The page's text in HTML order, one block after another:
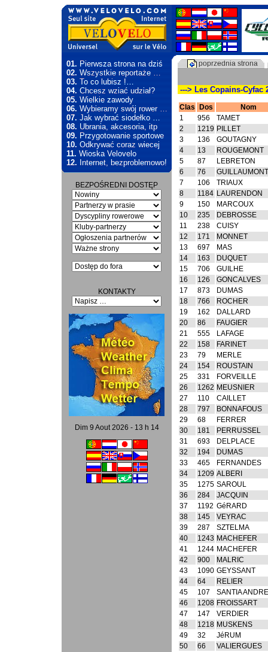
01.Pierwsza strona na dziś
02.Wszystkie reportaże …
03.To co lubisz !…
04.Chcesz wziać udział?
05.Wielkie zawody
06.Wybieramy swój rower …
07.Jak wybrać siodełko …
08.Ubrania, akcesoria, itp
09.Przygotowanie sportowe
10.Odkrywać coraz wiecej
11.Wioska Velovelo
12.Internet, bezproblemowo!
BEZPOŚREDNI DOSTĘP
KONTAKTY
Dim 9 Aout 2026 - 13 h 14
poprzednia strona
---> Les Copains-Cyfac
Clas Dos
Nom
1
956
TAMET
2
1219 PILLET
3
136
GOUTAGNY
4
13
ROUGEMONT
5
87
LEBRETON
6
76
GUILLAUMONT
7
106
TRIAUX
8
1184 LAURENDON
9
150
MARCOUX
10
235
DEBROSSE
11
238
CUISY
12
171
MONNET
13
697
MAS
14
163
DUQUET
15
706
GUILHE
16
126
GONCALVES
17
873
DUMAS
18
766
ROCHER
19
162
DALLARD
20
86
FAUGIER
21
555
LAFAGE
22
158
FARINET
23
79
MERLE
24
154
ROUSTAIN
25
331
FORVEILLE
26
1262 MEUSNIER
27
110
CAILLET
28
797
BONNAFOUS
29
68
FERRER
30
181
PERRUSSEL
31
693
DELPLACE
32
194
DUMAS
33
465
FERNANDES
34
1209 ALBERI
35
1275 SAROUL
36
284
JACQUIN
37
1192 GéRARD
38
145
VEYRAC
39
287
SZTELMA
40
1243 MACHEFER
41
1244 MACHEFER
42
900
MALRIC
43
1090 GEYSSANT
44
64
RELIER
45
107
SANTIA
46
1208 FROISSART
47
147
VERDIER
48
1218 MUSKENS
49
32
JéRUM
50
66
VALIERGUES